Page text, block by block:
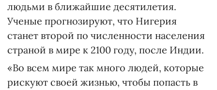
людьми в ближайшие десятилетия.
Ученые прогнозируют, что Нигерия
станет второй по численности населения
страной в мире к 2100 году, после Индии.
«Во всем мире так много людей, которые
рискуют своей жизнью, чтобы попасть в